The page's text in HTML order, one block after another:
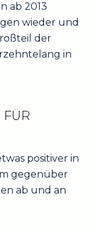
ab 2013
wieder und
der
in
FÜR
positiver in
gegenüber
ab und an